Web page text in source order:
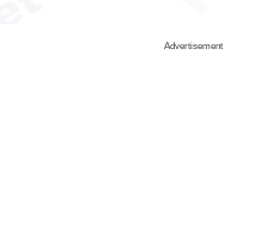
Advertisement